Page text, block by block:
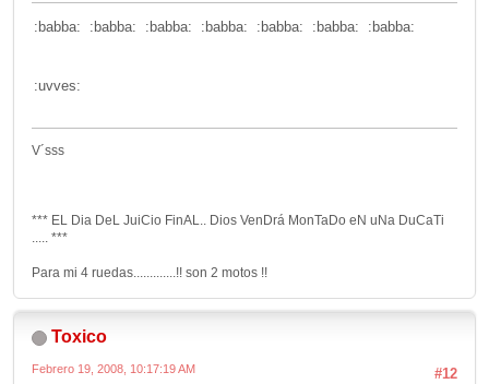
:babba: :babba: :babba: :babba: :babba: :babba: :babba:
:uvves:
V´sss
*** EL Dia DeL JuiCio FinAL.. Dios VenDrá MonTaDo eN uNa DuCaTi
..... ***
Para mi 4 ruedas.............!! son 2 motos !!
Toxico
#12
Febrero 19, 2008, 10:17:19 AM